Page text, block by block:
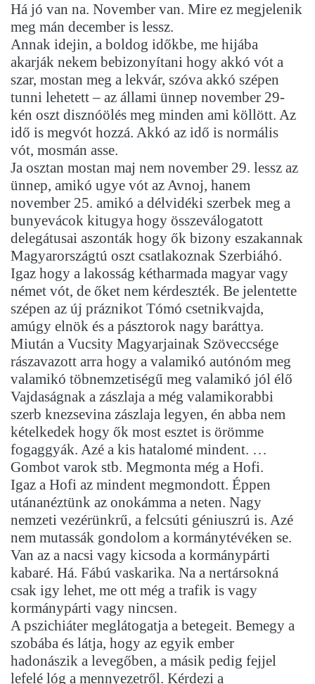
Há jó van na. November van. Mire ez megjelenik
meg mán december is lessz.
Annak idejin, a boldog időkbe, me hijába
akarják nekem bebizonyítani hogy akkó vót a
szar, mostan meg a lekvár, szóva akkó szépen
tunni lehetett – az állami ünnep november 29-
kén oszt disznóölés meg minden ami köllött. Az
idő is megvót hozzá. Akkó az idő is normális
vót, mosmán asse.
Ja osztan mostan maj nem november 29. lessz az
ünnep, amikó ugye vót az Avnoj, hanem
november 25. amikó a délvidéki szerbek meg a
bunyevácok kitugya hogy összeválogatott
delegátusai aszonták hogy ők bizony eszakannak
Magyarországtú oszt csatlakoznak Szerbiáhó.
Igaz hogy a lakosság kétharmada magyar vagy
német vót, de őket nem kérdeszték. Be jelentette
szépen az új práznikot Tómó csetnikvajda,
amúgy elnök és a pásztorok nagy baráttya.
Miután a Vucsity Magyarjainak Szöveccsége
rászavazott arra hogy a valamikó autónóm meg
valamikó töbnemzetiségű meg valamikó jól élő
Vajdaságnak a zászlaja a még valamikorabbi
szerb knezsevina zászlaja legyen, én abba nem
kételkedek hogy ők most esztet is örömme
fogaggyák. Azé a kis hatalomé mindent. …
Gombot varok stb. Megmonta még a Hofi.
Igaz a Hofi az mindent megmondott. Éppen
utánanéztünk az onokámma a neten. Nagy
nemzeti vezérünkrű, a felcsúti géniuszrú is. Azé
nem mutassák gondolom a kormánytévéken se.
Van az a nacsi vagy kicsoda a kormánypárti
kabaré. Há. Fábú vaskarika. Na a nertársokná
csak igy lehet, me ott még a trafik is vagy
kormánypárti vagy nincsen.
A pszichiáter meglátogatja a betegeit. Bemegy a
szobába és látja, hogy az egyik ember
hadonászik a levegőben, a másik pedig fejjel
lefelé lóg a mennyezetről. Kérdezi a